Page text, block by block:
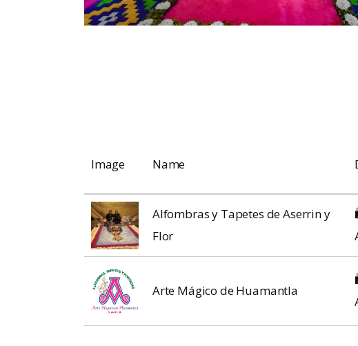
Image Name
Alfombras y Tapetes de Aserrin y
Flor
Arte Mágico de Huamantla